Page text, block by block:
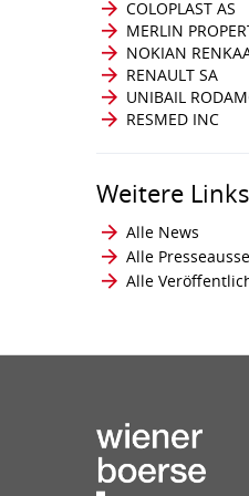
COLOPLAST AS
MERLIN
NOKIAN
RENAULT SA
UNIBAIL
RESMED INC
Weitere Links
Alle News
Alle
Alle